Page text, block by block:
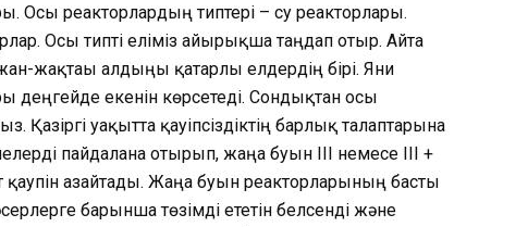
Осы реакторлардың типтері – су реакторлары.
Осы типті еліміз айырықша таңдап отыр. Айта
жақтағы алдыңғы қатарлы елдердің бірі. Яғни
деңгейде екенін көрсетеді. Сондықтан осы
уақытта қауіпсіздіктің барлық талаптарына
пайдалана отырып, жаңа буын III немесе III +
азайтады. Жаңа буын реакторларының басты
барынша төзімді ететін белсенді және